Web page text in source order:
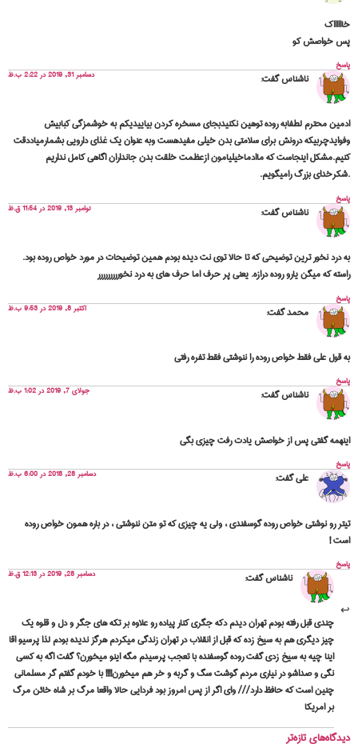
خواصش کو
ناشناسگفت: دسامبر 31, 2019 در 2:22 ب.ظ
محترم لطفابه روده توهین نکنیدبجای مسخره کردن بیاییدیکم به خوشمزگی کبابیش
درونش برای سلامتی بدن خیلی مفیدهست وبه عنوان یک غذای دارویی بشمارمیاددقت
اینجاست که ماادماخیلیامون ازعظمت خلقت بدن جانداران اگاهی کامل نداریم
بزرگ رامیگویم.
ناشناسگفت: نوامبر 13, 2019 در 11:54 ق.ظ
نخور ترین توضیحی که تا حالا توی نت دیده بودم همین توضیحات در مورد خواص روده بود.
که میگن یارو روده درازه. یعنی پر حرف اما حرف های به درد نخوررررررررر
محمدگفت: اکتبر 8, 2019 در 9:53 ب.ظ
علی فقط خواص روده را ننوشتی فقط تفره رفتی
ناشناسگفت: جولای 7, 2019 در 1:02 ب.ظ
گفتی پس از خواصش یادت رفت چیزی بگی
علی گفت: دسامبر 28, 2018 در 6:00 ب.ظ
رو نوشتی خواص روده گوسفندی ، ولی یه چیزی که تو متن ننوشتی ، در باره همون خواص روده
!
ناشناسگفت: دسامبر 28, 2019 در 12:13 ق.ظ
چندی قبل رفته بودم تهران دیدم دکه جگری کنار پیاده رو علاوه بر تکه های جگر و دل و قلوه یک
چیز دیگری هم به سیخ زده که قبل از انقلاب در تهران زندگی میکردم هرگز ندیده بودم لذا پرسیو اقا
اینا چیه به سیخ زدی گفت روده گوسفنده با تعجب پرسیدم مگه اینو میخورن؟ گفت اگه به کسی
نگی و صداشو در نیاری مردم گوشت سگ و گربه و خر هم میخورن!!!! با خودم گفتم گر مسلمانی
چنین است که حافظ دارد/// وای اگر از پس امروز بود فردایی حالا واقعا مرگ بر شاه خائن مرگ
بر امریکا
تازه‌تر